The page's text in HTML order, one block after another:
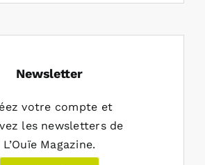
Newsletter
votre compte et
les newsletters de
L’Ouïe Magazine.